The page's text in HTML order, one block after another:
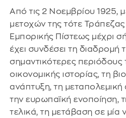
Από τις 2 Νοεμβρίου 1925,
μετοχών της τότε Τράπεζας
Εμπορικής Πίστεως μέχρι
έχει συνδέσει τη διαδρομή
σημαντικότερες περιόδους
οικονομικής ιστορίας, τη
ανάπτυξη, τη
την ευρωπαϊκή ενοποίηση,
τελικά, τη μετάβαση σε μία